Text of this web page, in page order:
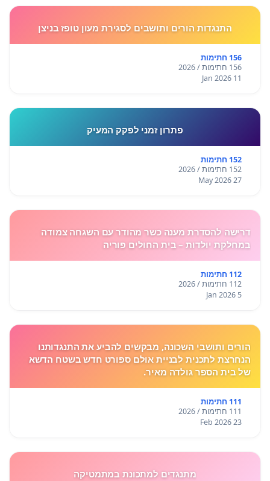
התנגדות הורים ותושבים לסגירת מעון טופז בניצן
156 חתימות
156 חתימות / 2026
11 Jan 2026
פתרון זמני לפקק המעיק
152 חתימות
152 חתימות / 2026
27 May 2026
דרישה להסדרת מענה כשר מהודר עם השגחה צמודה
במחלקת יולדות – בית החולים פוריה
112 חתימות
112 חתימות / 2026
5 Jan 2026
הורים ותושבי השכונה, מבקשים להביע את התנגדותנו
הנחרצת לתכנית לבניית אולם ספורט חדש בשטח הדשא
של בית הספר גולדה מאיר.
111 חתימות
111 חתימות / 2026
23 Feb 2026
מתנגדים למתכונת במתמטיקה